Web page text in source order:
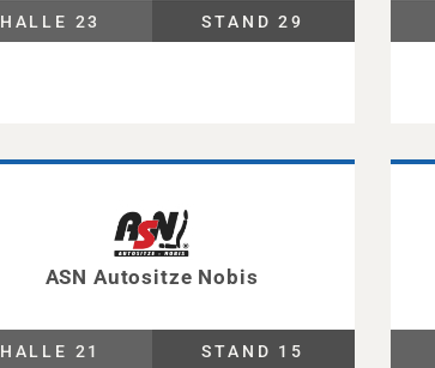
HALLE 23 STAND 29
ASN Autositze Nobis
HALLE 21 STAND 15